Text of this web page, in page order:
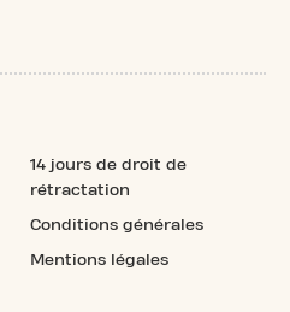
14 jours de droit de
rétractation
Conditions générales
Mentions légales